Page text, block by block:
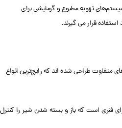
تهویه مطبوع و گرمایشی برای
قرار می گیرند.
متفاوت طراحی شده اند که رایج‌ترین انواع
فنری است که باز و بسته شدن شیر را کنترل